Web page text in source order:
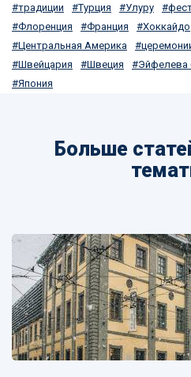
традиции
Турция Улуру
Флоренция
Франция Хоккайдо
Центральная Америка
Швейцария
Швеция Эйфелева
Япония
Больше